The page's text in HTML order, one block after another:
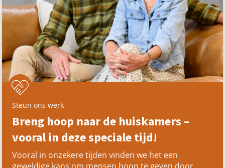
Steun ons werk
Breng hoop naar de huiskamers –
vooral in deze speciale tijd!